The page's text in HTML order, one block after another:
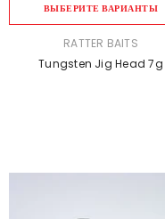
ВЫБЕРИТЕ ВАРИАНТЫ
ПРОДАВЕЦ:RATTER BAITS
Tungsten Jig Head 7g